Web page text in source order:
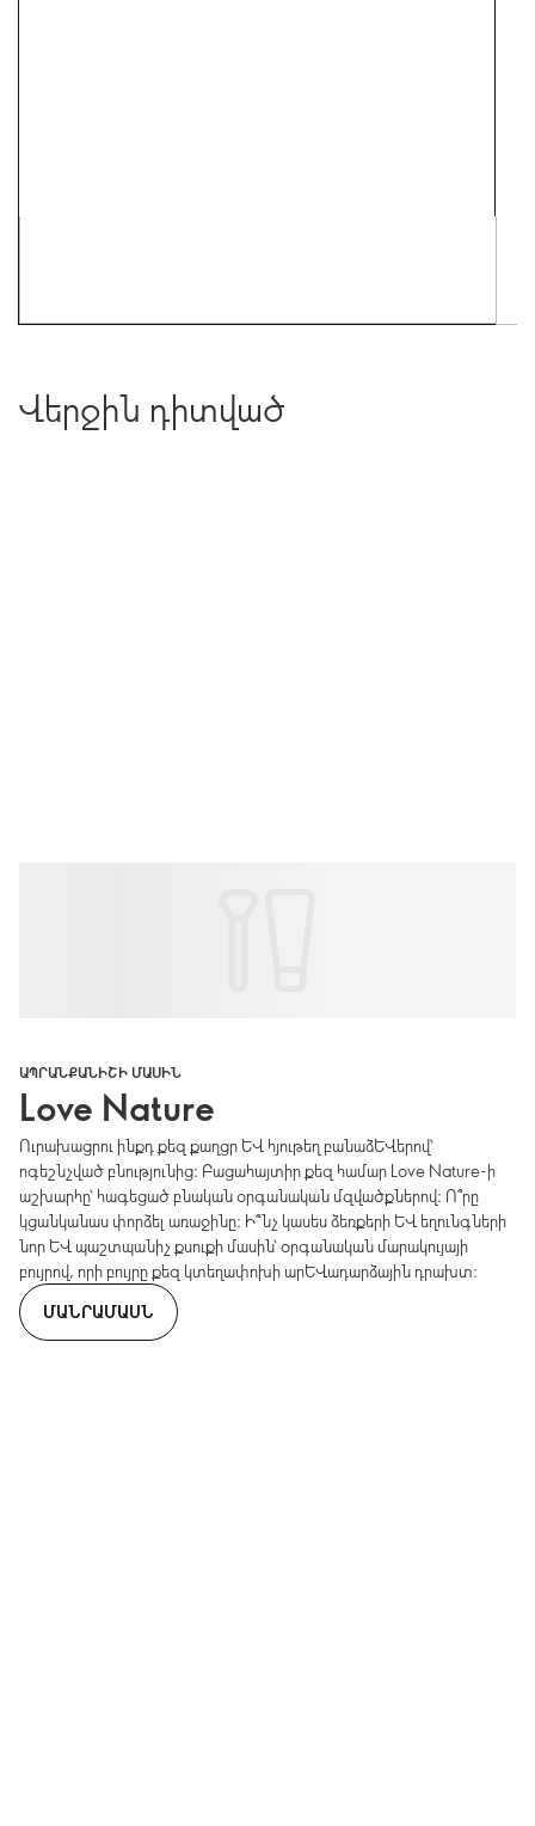
Վերջին դիտված
ԱՊՐԱՆՔԱՆԻՇԻ ՄԱՍԻՆ
Love Nature
Ուրախացրու ինքդ քեզ քաղցր և հյութեղ բանաձևերով՝
ոգեշնչված բնությունից։ Բացահայտիր քեզ համար Love Nature-ի
աշխարհը՝ հագեցած բնական օրգանական մզվածքներով։ Ո՞րը
կցանկանաս փորձել առաջինը։ Ի՞նչ կասես ձեռքերի և եղունգների
նոր և պաշտպանիչ քսուքի մասին՝ օրգանական մարակույայի
բույրով, որի բույրը քեզ կտեղափոխի արևադարձային դրախտ։
ՄԱՆՐԱՄԱՍՆ